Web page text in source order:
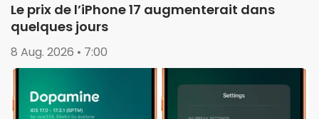
Le prix de l’iPhone 17 augmenterait dans
quelques jours
8 Aug. 2026 • 7:00